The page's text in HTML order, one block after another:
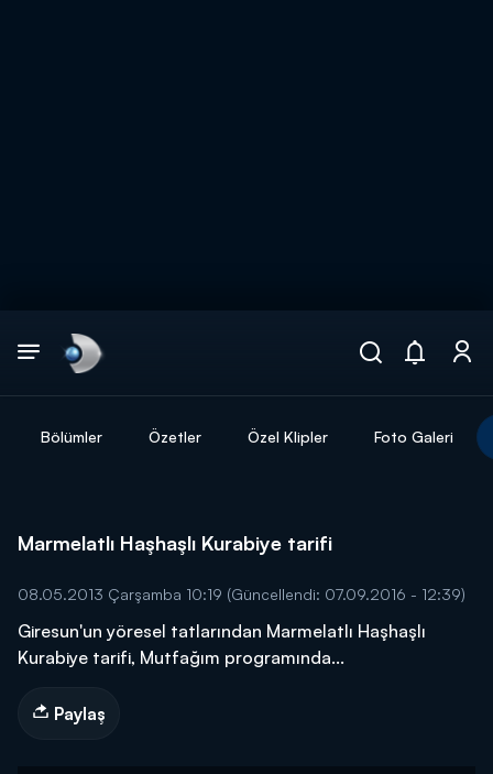
Bölümler Özetler Özel Klipler Foto Galeri
Marmelatlı Haşhaşlı Kurabiye tarifi
08.05.2013 Çarşamba 10:19 (Güncellendi: 07.09.2016 - 12:39)
Giresun'un yöresel tatlarından Marmelatlı Haşhaşlı
Kurabiye tarifi, Mutfağım programında...
Paylaş